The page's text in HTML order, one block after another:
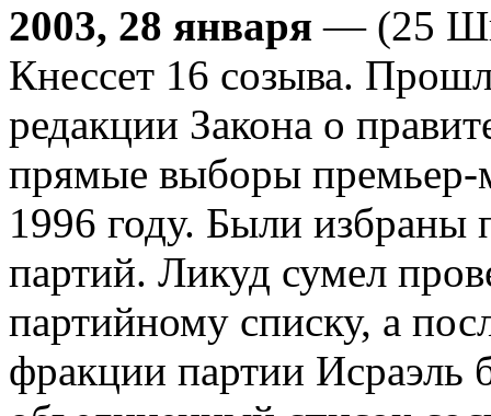
2003, 28 января — (25
Кнессет 16 созыва.
редакции Закона о
прямые выборы премьер-
1996 году. Были избраны
партий. Ликуд сумел
партийному списку, а
фракции партии Исраэль